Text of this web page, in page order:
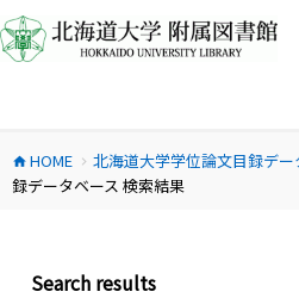
ン
テ
ス
キ
home HOME chevron_right 北海道大学学位論文目録デー
録データベース 検索結果
Search results